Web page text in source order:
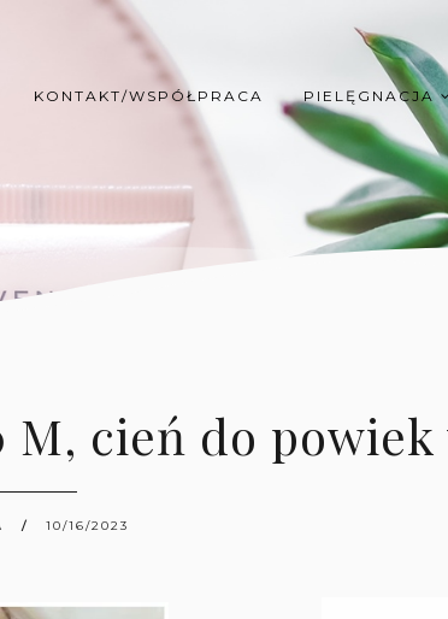
KONTAKT/WSPÓŁPRACA PIELĘGNACJA
cień do powiek
10/16/2023